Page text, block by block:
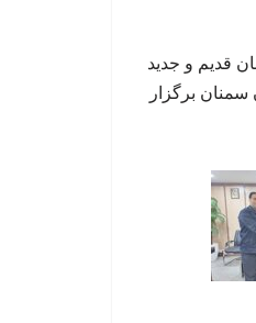
قدیم و جدید
برگزار